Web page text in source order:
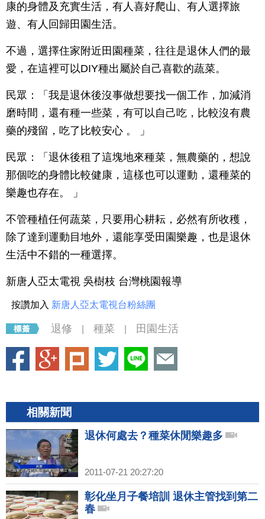
康的身體及充實生活，有人喜好爬山、有人選擇旅
遊、有人回歸田園生活。
不過，選擇住家附近田園種菜，往往是退休人們的最
愛，在這裡可以DIY種出屬於自己喜歡的蔬菜。
民眾：「我是退休後沒事做想要找一個工作，加減消
磨時間，還有種一些菜，有可以自己吃，比較沒有農
藥的殘留，吃了比較安心 。 」
民眾：「退休後租了這塊地來種菜，無農藥的，想說
那個吃的身體比較健康，這樣也可以運動，還種菜的
樂趣也存在。 」
不管種植任何蔬菜，只要用心耕耘，必然有所收穫，
除了達到運動目地外，還能享受田園樂趣，也是退休
生活中不錯的一種選擇。
新唐人亞太電視 吳樹枝 台灣桃園報導
按讚加入 新唐人亞太電視台粉絲團
退修 種菜 田園生活
相關新聞
退休何處去？種菜休閒樂趣多
2011-07-21 20:27:20
彰化坐月子餐培訓 退休主管找到第二
春